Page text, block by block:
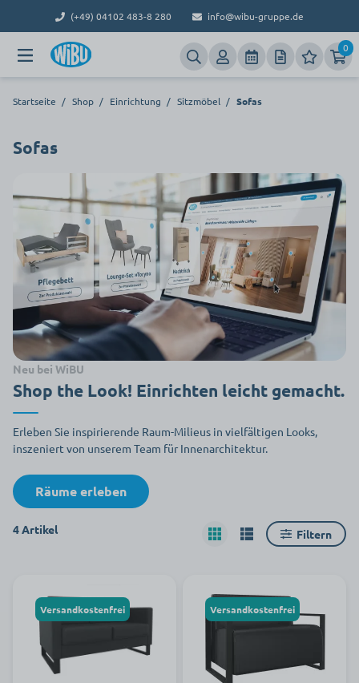
(+49) 04102 483-8 280 info@wibu-gruppe.de
0
Startseite / Shop / Einrichtung / Sitzmöbel / Sofas
Sofas
Neu bei WiBU
Shop the Look! Einrichten leicht gemacht.
Erleben Sie inspirierende Raum-Milieus in vielfältigen Looks,
inszeniert von unserem Team für Innenarchitektur.
Räume erleben
4 Artikel Filtern
Versandkostenfrei Versandkostenfrei